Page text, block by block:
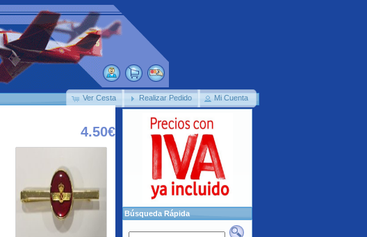
Ver Cesta Realizar Pedido Mi Cuenta
4.50€
Búsqueda Rápida